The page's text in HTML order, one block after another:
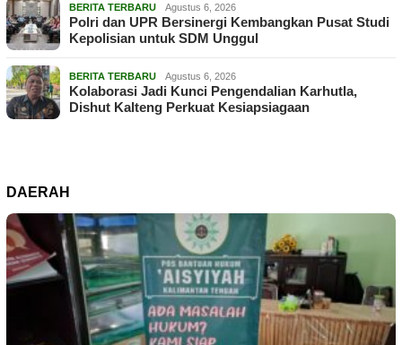
BERITA TERBARU Agustus 6, 2026
Polri dan UPR Bersinergi Kembangkan Pusat Studi
Kepolisian untuk SDM Unggul
BERITA TERBARU Agustus 6, 2026
Kolaborasi Jadi Kunci Pengendalian Karhutla,
Dishut Kalteng Perkuat Kesiapsiagaan
DAERAH